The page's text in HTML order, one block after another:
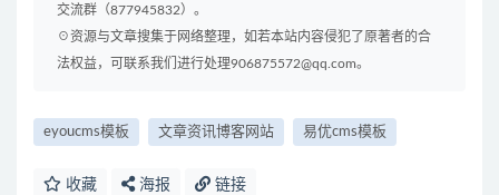
交流群（877945832）。
☉资源与文章搜集于网络整理，如若本站内容侵犯了原著者的合
法权益，可联系我们进行处理906875572@qq.com。
eyoucms模板 文章资讯博客网站 易优cms模板
收藏 海报 链接